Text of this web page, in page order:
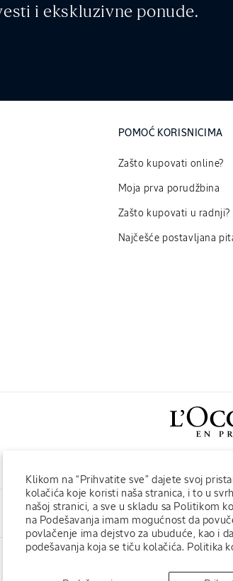
Klikom na “Prihvatite sve” dajete svoj
kolačića koje koristi naša stranica, i to u
našoj stranici, a sve u skladu sa Politikom
na Podešavanja imam mogućnost da
povlačenje ima dejstvo za ubuduće, kao i
podešavanja koja se tiču kolačića. Politika
i ekskluzivne ponude.
POMOĆ KORISNICIMA
Zašto kupovati online?
Moja prva porudžbina
Zašto kupovati u radnji?
Najčešće postavljana
L'Occitane Fondacija L'Occitane hotelska